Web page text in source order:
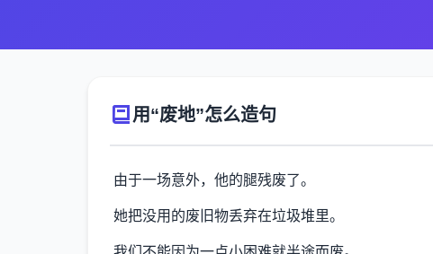
用“废地”怎么造句
由于一场意外，他的腿残废了。
她把没用的废旧物丢弃在垃圾堆里。